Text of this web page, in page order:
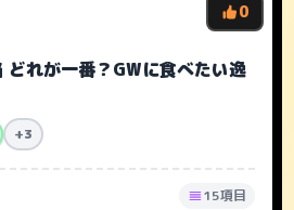
0
どれが一番？GWに食べたい逸
+3
15項目